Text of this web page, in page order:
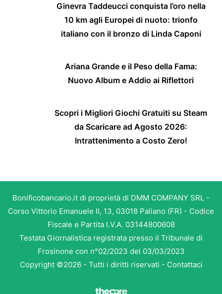
Ginevra Taddeucci conquista l’oro nella
10 km agli Europei di nuoto: trionfo
italiano con il bronzo di Linda Caponi
Ariana Grande e il Peso della Fama:
Nuovo Album e Addio ai Riflettori
Scopri i Migliori Giochi Gratuiti su Steam
da Scaricare ad Agosto 2026:
Intrattenimento a Costo Zero!
Bonificobancario.it di proprietà di DMM COMPANY SRL -
Corso Vittorio Emanuele II, 13, 03018 Paliano (FR) - Codice
Fiscale e Partita I.V.A. 03144800608
Testata Giornalistica registrata presso il Tribunale di
Frosinone con n°02/2023 del 03/03/2023
Copyright ©2026 - Tutti i diritti riservati - Contattaci